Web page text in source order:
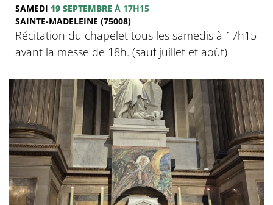
SAMEDI 19 SEPTEMBRE À 17H15
SAINTE-MADELEINE (75008)
Récitation du chapelet tous les samedis à 17h15
avant la messe de 18h. (sauf juillet et août)